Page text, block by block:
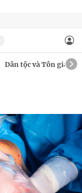
Dân tộc và Tôn giáo